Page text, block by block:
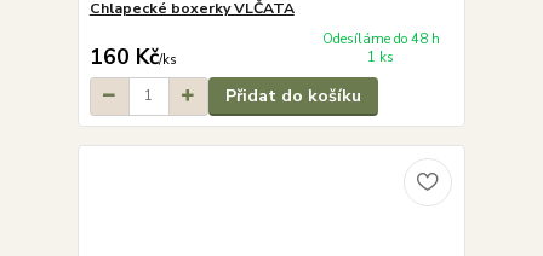
Chlapecké boxerky VLČATA
160 Kč/ks
Odesíláme do 48 h
1 ks
Přidat do košíku